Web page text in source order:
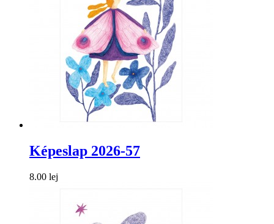
Képeslap 2026-57
8.00 lej